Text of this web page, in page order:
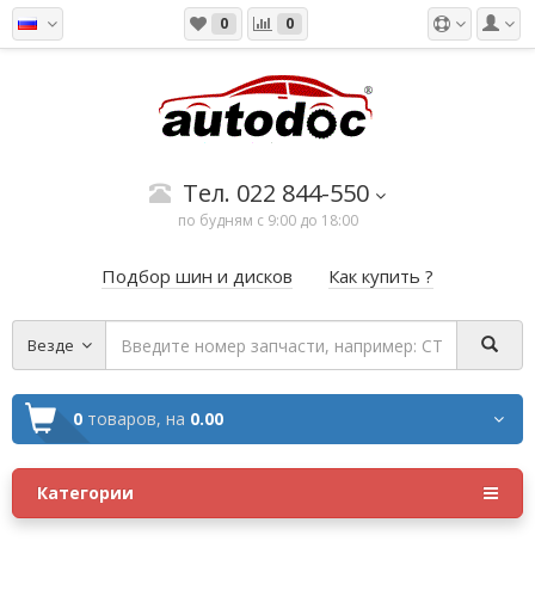
0 0
Тел. 022 844-550
по будням с 9:00 до 18:00
Подбор шин и дисков Как купить ?
Везде
0 товаров, на 0.00
Категории